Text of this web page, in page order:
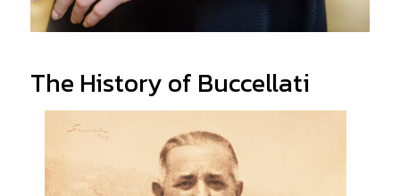
The History of Buccellati